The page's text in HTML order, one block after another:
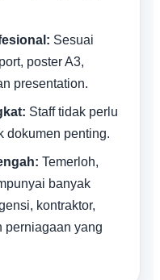
Sesuai
poster A3,
presentation.
Staff tidak perlu
dokumen penting.
Temerloh,
banyak
kontraktor,
perniagaan yang